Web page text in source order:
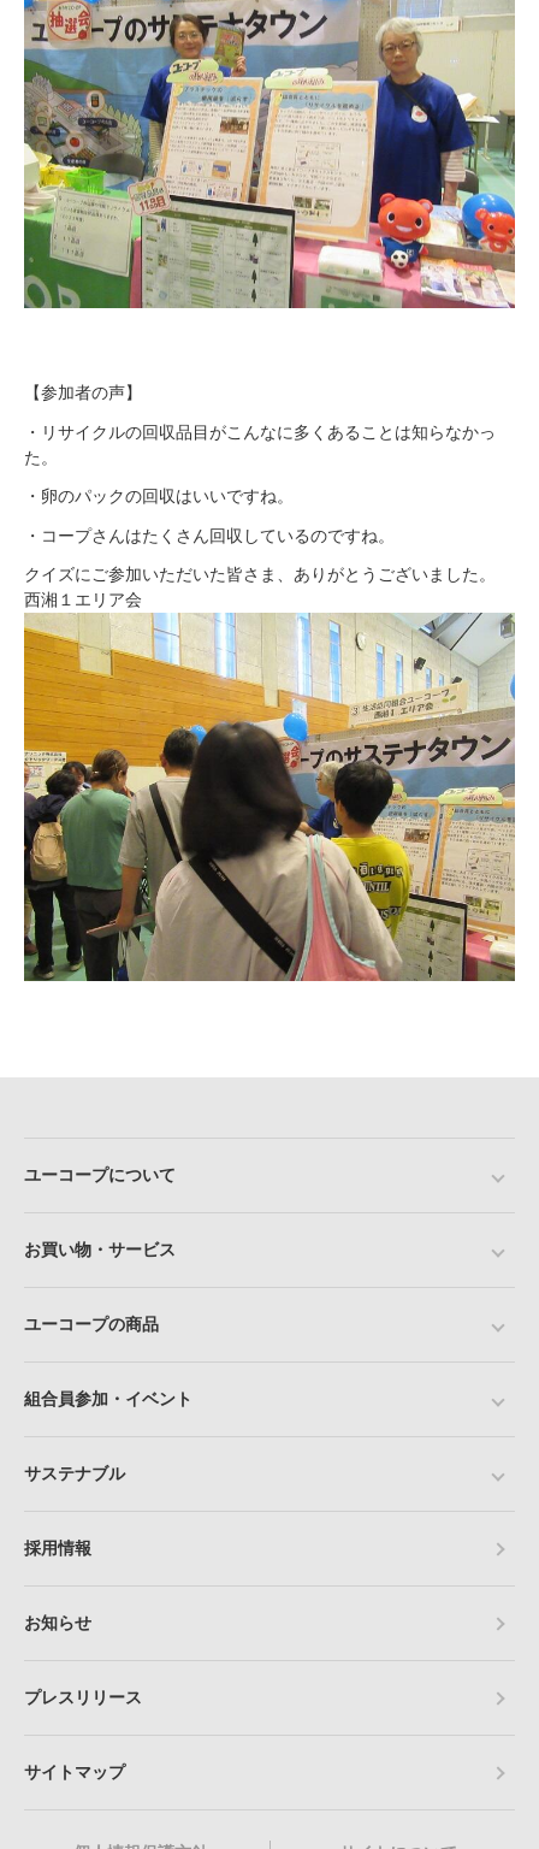
【参加者の声】
・リサイクルの回収品目がこんなに多くあることは知らなかっ
た。
・卵のパックの回収はいいですね。
・コープさんはたくさん回収しているのですね。
クイズにご参加いただいた皆さま、ありがとうございました。
西湘１エリア会
ユーコープについて
お買い物・サービス
ユーコープの商品
組合員参加・イベント
サステナブル
採用情報
お知らせ
プレスリリース
サイトマップ